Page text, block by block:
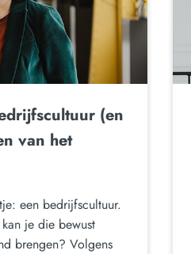
(en
van het
een bedrijfscultuur.
je die bewust
brengen? Volgens